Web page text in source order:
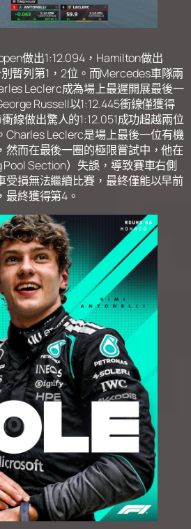
做出1:12.094，Hamilton做出
暫列第1，2位。而Mercedes車隊兩
Leclerc成為場上最遲開展最後一
Russell以1:12.445衝線僅獲得
線做出驚人的1:12.051成功超越兩位
Charles Leclerc是場上最後一位有機
然而在最後一圈的極限嘗試中，他在
Section）失誤，導致賽車右側
受損無法繼續比賽，最終僅能以早前
最終獲得第4。